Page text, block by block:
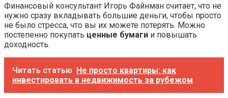
Финансовый консультант Игорь Файнман считает, что не
нужно сразу вкладывать большие деньги, чтобы просто
не было стресса, что вы их можете потерять. Можно
постепенно покупать ценные бумаги и повышать
доходность.
Читать статью Не просто квартиры: как
инвестировать в недвижимость за рубежом